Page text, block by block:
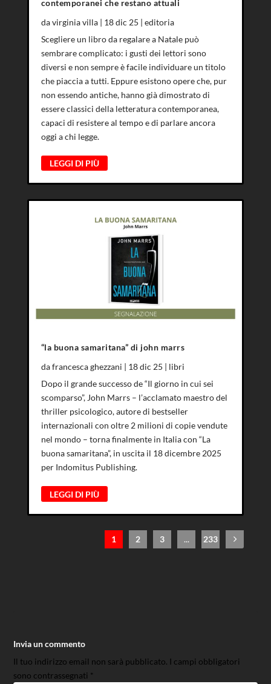
contemporanei che restano attuali
davirginia villa| 18 dic 25 | editoria
Scegliere un libro da regalare a Natale può
sembrare complicato: i gusti dei lettori sono
diversi e non sempre è facile individuare un titolo
che piaccia a tutti. Eppure esistono opere che, pur
non essendo antiche, hanno già dimostrato di
essere classici della letteratura contemporanea,
capaci di resistere al tempo e di parlare ancora
oggi a chi legge.
LEGGI DI PIÙ
“la buona samaritana” di john marrs
dafrancesca ghezzani | 18 dic 25 | libri
Dopo il grande successo de “Il giorno in cui sei
scomparso”, John Marrs – l’acclamato maestro del
thriller psicologico, autore di bestseller
internazionali con oltre 2 milioni di copie vendute
nel mondo – torna finalmente in Italia con “La
buona samaritana”, in uscita il 18 dicembre 2025
per Indomitus Publishing.
LEGGI DI PIÙ
1 2 3 ... 233
Invia un commento
Il tuo indirizzo email non sarà pubblicato. I campi obbligatori
sono contrassegnati *